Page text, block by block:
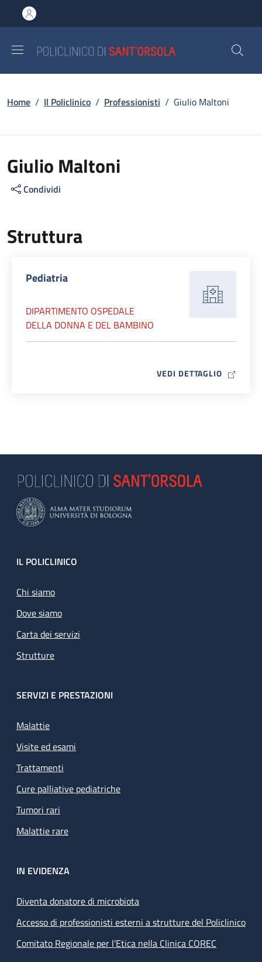
al contenuto principale
to footer content
Briciole di pane
Home / Il Policlinico / Professionisti / Giulio Maltoni
Giulio Maltoni
Condividi
Struttura
Pediatria
DIPARTIMENTO OSPEDALE
DELLA DONNA E DEL BAMBINO
VEDI DETTAGLIO MAP ICON
Footer
IL POLICLINICO
Chi siamo
Dove siamo
Carta dei servizi
Strutture
SERVIZI E PRESTAZIONI
Malattie
Visite ed esami
Trattamenti
Cure palliative pediatriche
Tumori rari
Malattie rare
IN EVIDENZA
Diventa donatore di microbiota
Accesso di professionisti esterni a strutture del Policlinico
Comitato Regionale per l’Etica nella Clinica COREC